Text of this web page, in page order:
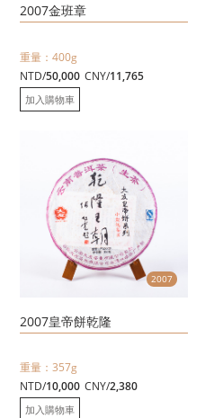
2007金班章
重量：400g
NTD/50,000 CNY/11,765
加入購物車
2007
2007皇帝餅乾隆
重量：357g
NTD/10,000 CNY/2,380
加入購物車